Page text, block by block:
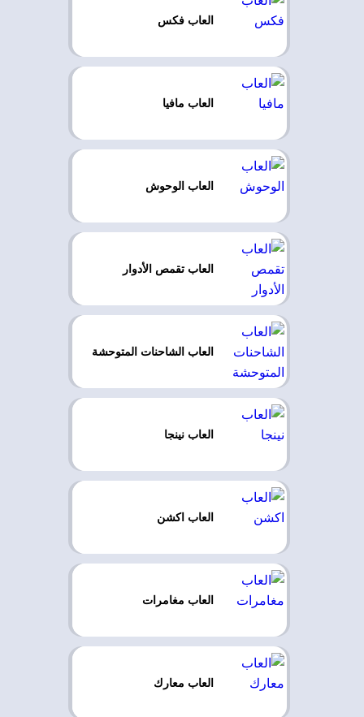
العاب فكس
العاب مافيا
العاب الوحوش
العاب تقمص الأدوار
العاب الشاحنات المتوحشة
العاب نينجا
العاب اكشن
العاب مغامرات
العاب معارك